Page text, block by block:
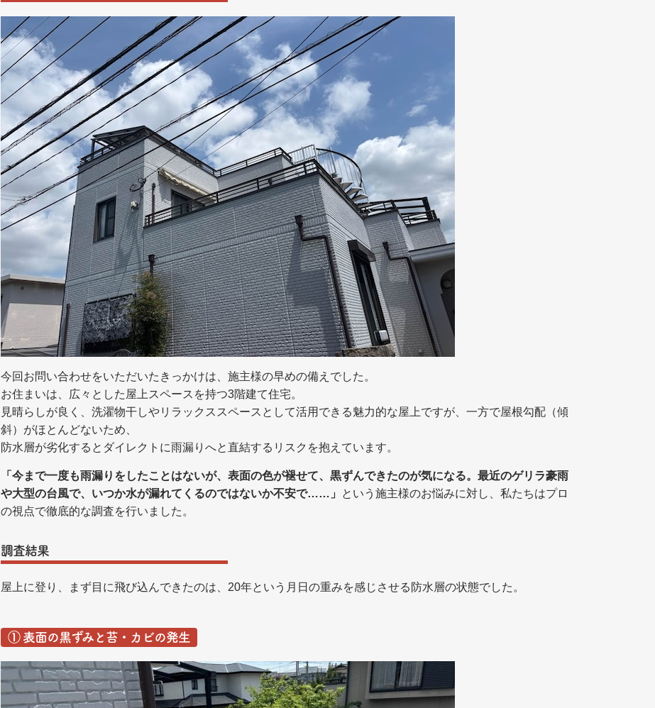
今回お問い合わせをいただいたきっかけは、施主様の早めの備えでした。
お住まいは、広々とした屋上スペースを持つ3階建て住宅。
見晴らしが良く、洗濯物干しやリラックススペースとして活用できる魅力的な屋上ですが、一方で屋根勾配（傾
斜）がほとんどないため、
防水層が劣化するとダイレクトに雨漏りへと直結するリスクを抱えています。
「今まで一度も雨漏りをしたことはないが、表面の色が褪せて、黒ずんできたのが気になる。最近のゲリラ豪雨
や大型の台風で、いつか水が漏れてくるのではないか不安で……」
という施主様のお悩みに対し、私たちはプロ
の視点で徹底的な調査を行いました。
調査結果
屋上に登り、まず目に飛び込んできたのは、20年という月日の重みを感じさせる防水層の状態でした。
① 表面の黒ずみと苔・カビの発生